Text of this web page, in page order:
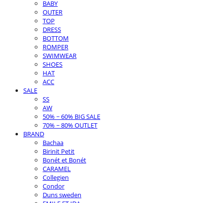
BABY
OUTER
TOP
DRESS
BOTTOM
ROMPER
SWIMWEAR
SHOES
HAT
ACC
SALE
SS
AW
50% ~ 60% BIG SALE
70% ~ 80% OUTLET
BRAND
Bachaa
Birinit Petit
Bonét et Bonét
CARAMEL
Collegien
Condor
Duns sweden